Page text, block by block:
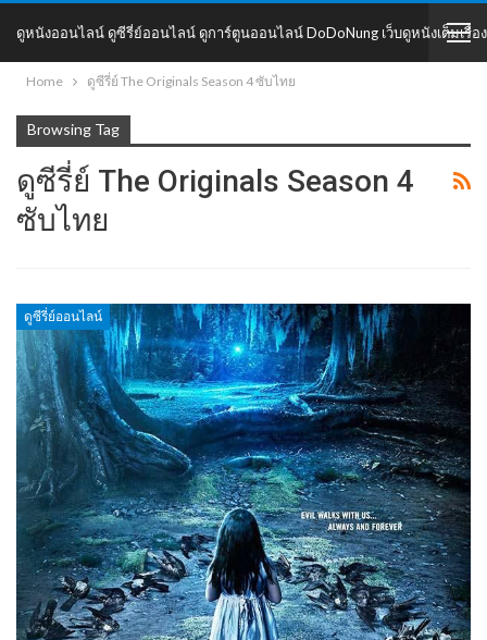
ดูหนังออนไลน์ ดูซีรี่ย์ออนไลน์ ดูการ์ตูนออนไลน์ DoDoNung เว็บดูหนังเต็มเรื่อง
DoDoNung
Home ดูซีรี่ย์ The Originals Season 4 ซับไทย
Browsing Tag
ดูซีรี่ย์ The Originals Season 4
ซับไทย
ดูซีรี่ย์ออนไลน์